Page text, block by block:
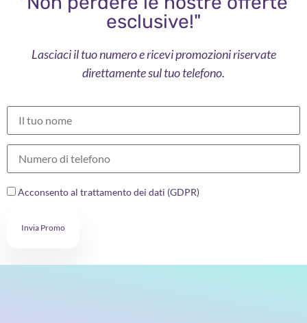
esclusive!"
Lasciaci il tuo numero e ricevi promozioni riservate
direttamente sul tuo telefono.
Acconsento al trattamento dei dati (GDPR)
Invia Promo